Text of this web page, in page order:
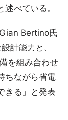
べている。
Bertino氏
計能力と、
を組み合わせ
ちながら省電
きる」と発表